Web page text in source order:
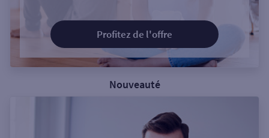
Profitez de l'offre
Nouveauté